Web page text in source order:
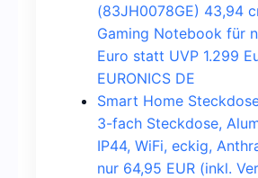
(83JH0078GE) 43,94
Gaming Notebook für
Euro statt UVP 1.299
EURONICS DE
Smart Home
3-fach Steckdose,
IP44, WiFi, eckig,
nur 64,95 EUR (inkl.